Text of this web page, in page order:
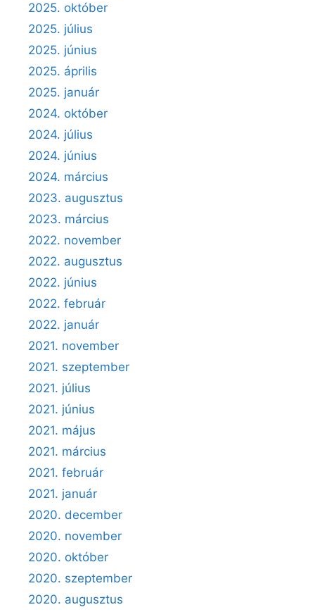
2025. október
2025. július
2025. június
2025. április
2025. január
2024. október
2024. július
2024. június
2024. március
2023. augusztus
2023. március
2022. november
2022. augusztus
2022. június
2022. február
2022. január
2021. november
2021. szeptember
2021. július
2021. június
2021. május
2021. március
2021. február
2021. január
2020. december
2020. november
2020. október
2020. szeptember
2020. augusztus